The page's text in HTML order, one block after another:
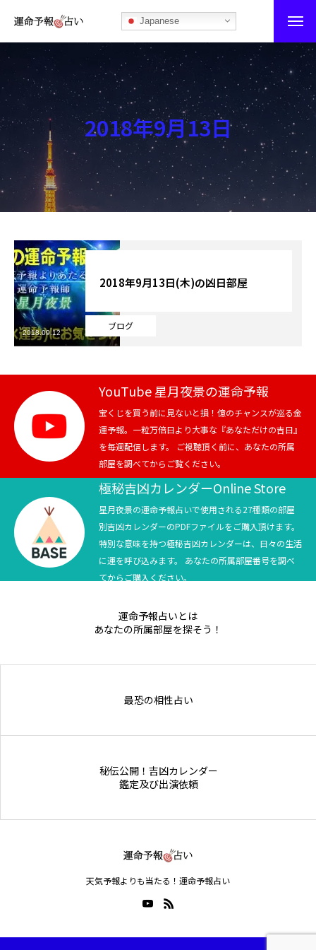
Japanese
運命予報占い
運命予報占いとは
あなたの所属部屋を探そう！
最恐の相性占い
秘伝公開！吉凶カレンダー
記事カテゴリー
ブログ
お知らせ
芸能界
テニス
スポーツ
競馬
テニス四大大会・五輪
テニス四大大会・五輪
2018年9月13日
ブログ
2018年9月13日(木)の凶日部屋
2018.09.12
YouTube 星月夜景の運命予報
宝くじを買う前に見ないと損！億のチャンスが巡る金
運予報。一粒万倍日より大事な『あなただけの吉日』
を毎週配信します。 ご視聴頂く前に、あなたの所属
部屋を調べてからご覧ください。
極秘吉凶カレンダーOnline Store
星月夜景の運命予報占いで使用される27種類の部屋
別吉凶カレンダーのPDFファイルをご購入頂けます。
特別な意味を持つ極秘吉凶カレンダーは、日々の生活
に運を呼び込みます。 あなたの所属部屋番号を調べ
てからご購入ください。
運命予報占いとは
あなたの所属部屋を探そう！
最恐の相性占い
秘伝公開！吉凶カレンダー
鑑定及び出演依頼
天気予報よりも当たる！運命予報占い